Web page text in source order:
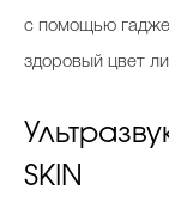
с помощью
здоровый цвет
SKIN